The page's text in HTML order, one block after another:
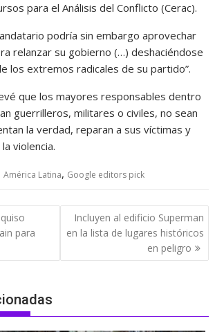
para el Análisis del Conflicto (Cerac).
podría sin embargo aprovechar
relanzar su gobierno (…) deshaciéndose
los extremos radicales de su partido”.
que los mayores responsables dentro
guerrilleros, militares o civiles, no sean
la verdad, reparan a sus víctimas y
violencia.
América Latina, Google editors pick
para
Incluyen al edificio Superman
en la lista de lugares históricos
en peligro